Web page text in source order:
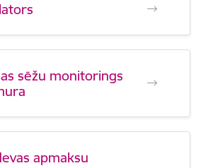
sēžu monitorings
apmaksu